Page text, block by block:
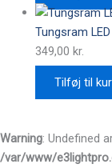
Tungsram
349,00 kr.
Tilføj til
Warning: Undefined
/var/www/